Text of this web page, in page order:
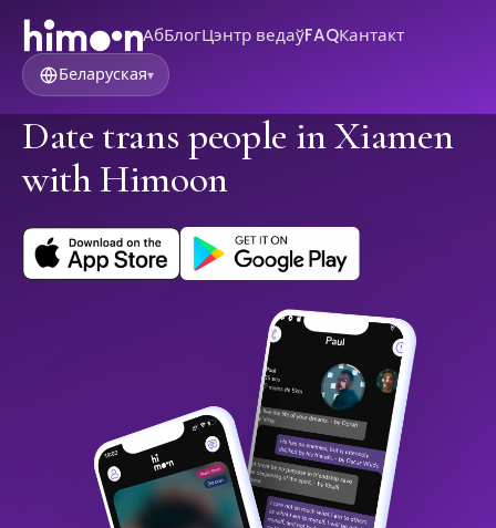
АбБлогЦэнтр ведаўFAQКантакт
Беларуская▾
Date trans people in Xiamen
with Himoon